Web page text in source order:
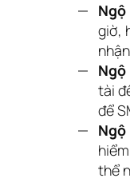
Ngộ
giờ,
Ngộ
tài
để
Ngộ
thể